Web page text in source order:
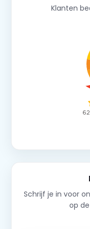
Klanten
Schrijf je in voor
op